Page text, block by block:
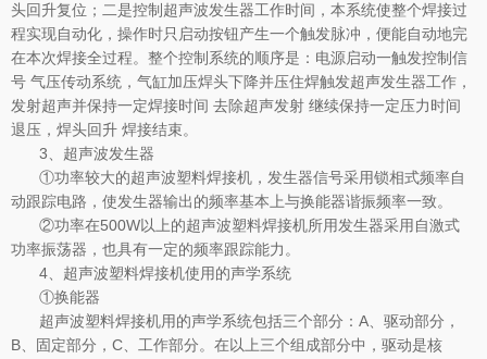
头回升复位；二是控制超声波发生器工作时间，本系统使整个焊接过
程实现自动化，操作时只启动按钮产生一个触发脉冲，便能自动地完
在本次焊接全过程。整个控制系统的顺序是：电源启动一触发控制信
号 气压传动系统，气缸加压焊头下降并压住焊触发超声发生器工作，
发射超声并保持一定焊接时间 去除超声发射 继续保持一定压力时间
退压，焊头回升 焊接结束。
3、超声波发生器
①功率较大的超声波塑料焊接机，发生器信号采用锁相式频率自
动跟踪电路，使发生器输出的频率基本上与换能器谐振频率一致。
②功率在500W以上的超声波塑料焊接机所用发生器采用自激式
功率振荡器，也具有一定的频率跟踪能力。
4、超声波塑料焊接机使用的声学系统
①换能器
超声波塑料焊接机用的声学系统包括三个部分：A、驱动部分，
B、固定部分，C、工作部分。在以上三个组成部分中，驱动是核